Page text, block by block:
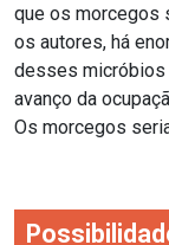
que os morcegos
os autores, há
desses micróbios
avanço da
Os morcegos